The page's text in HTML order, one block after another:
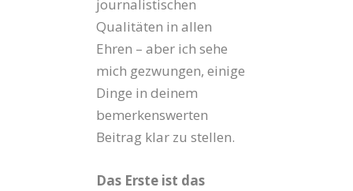
journalistischen
Qualitäten in allen
Ehren – aber ich sehe
mich gezwungen, einige
Dinge in deinem
bemerkenswerten
Beitrag klar zu stellen.
Das Erste ist das